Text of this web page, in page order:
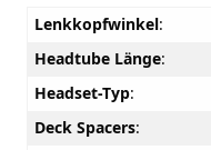
Lenkkopfwinkel:
Headtube Länge:
Headset-Typ:
Deck Spacers: